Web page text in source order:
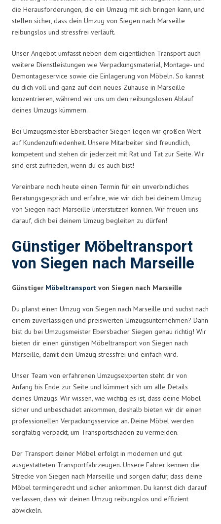
die Herausforderungen, die ein Umzug mit sich bringen kann, und
stellen sicher, dass dein Umzug von Siegen nach Marseille
reibungslos und stressfrei verläuft.
Unser Angebot umfasst neben dem eigentlichen Transport auch
weitere Dienstleistungen wie Verpackungsmaterial, Montage- und
Demontageservice sowie die Einlagerung von Möbeln. So kannst
du dich voll und ganz auf dein neues Zuhause in Marseille
konzentrieren, während wir uns um den reibungslosen Ablauf
deines Umzugs kümmern.
Bei Umzugsmeister Ebersbacher Siegen legen wir großen Wert
auf Kundenzufriedenheit. Unsere Mitarbeiter sind freundlich,
kompetent und stehen dir jederzeit mit Rat und Tat zur Seite. Wir
sind erst zufrieden, wenn du es auch bist!
Vereinbare noch heute einen Termin für ein unverbindliches
Beratungsgespräch und erfahre, wie wir dich bei deinem Umzug
von Siegen nach Marseille unterstützen können. Wir freuen uns
darauf, dich bei deinem Umzug begleiten zu dürfen!
Günstiger Möbeltransport
von Siegen nach Marseille
Günstiger Möbeltransport von Siegen nach Marseille
Du planst einen Umzug von Siegen nach Marseille und suchst nach
einem zuverlässigen und preiswerten Umzugsunternehmen? Dann
bist du bei Umzugsmeister Ebersbacher Siegen genau richtig! Wir
bieten dir einen günstigen Möbeltransport von Siegen nach
Marseille, damit dein Umzug stressfrei und einfach wird.
Unser Team von erfahrenen Umzugsexperten steht dir von
Anfang bis Ende zur Seite und kümmert sich um alle Details
deines Umzugs. Wir wissen, wie wichtig es ist, dass deine Möbel
sicher und unbeschadet ankommen, deshalb bieten wir dir einen
professionellen Verpackungsservice an. Deine Möbel werden
sorgfältig verpackt, um Transportschäden zu vermeiden.
Der Transport deiner Möbel erfolgt in modernen und gut
ausgestatteten Transportfahrzeugen. Unsere Fahrer kennen die
Strecke von Siegen nach Marseille und sorgen dafür, dass deine
Möbel termingerecht und sicher ankommen. Du kannst dich darauf
verlassen, dass wir deinen Umzug reibungslos und effizient
abwickeln.